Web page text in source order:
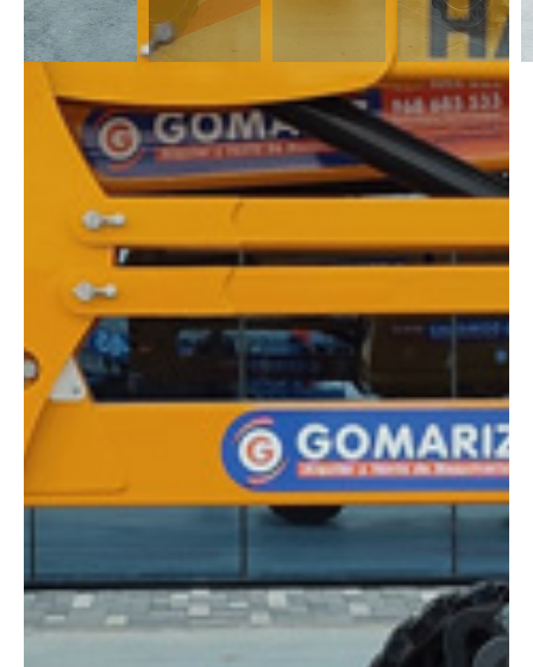
DESCRIPCIÓN
Las Articuladas Diésel son muy útil para trabajos en exterior ya que son
capaces de moverse en casi cualquier terreno y superar pendientes con
un desnivel notable. Capaces de alcanzar alturas de 12m a 43m.
DIMENSIONES
Altura:16 metros
Altura plataforma:
Altura de trabajo:
Alcance lateral:
2.30 m
Longitud:6.75 m
Peso: 6450 kg
ESPECIFICACIONES TÉCNICAS